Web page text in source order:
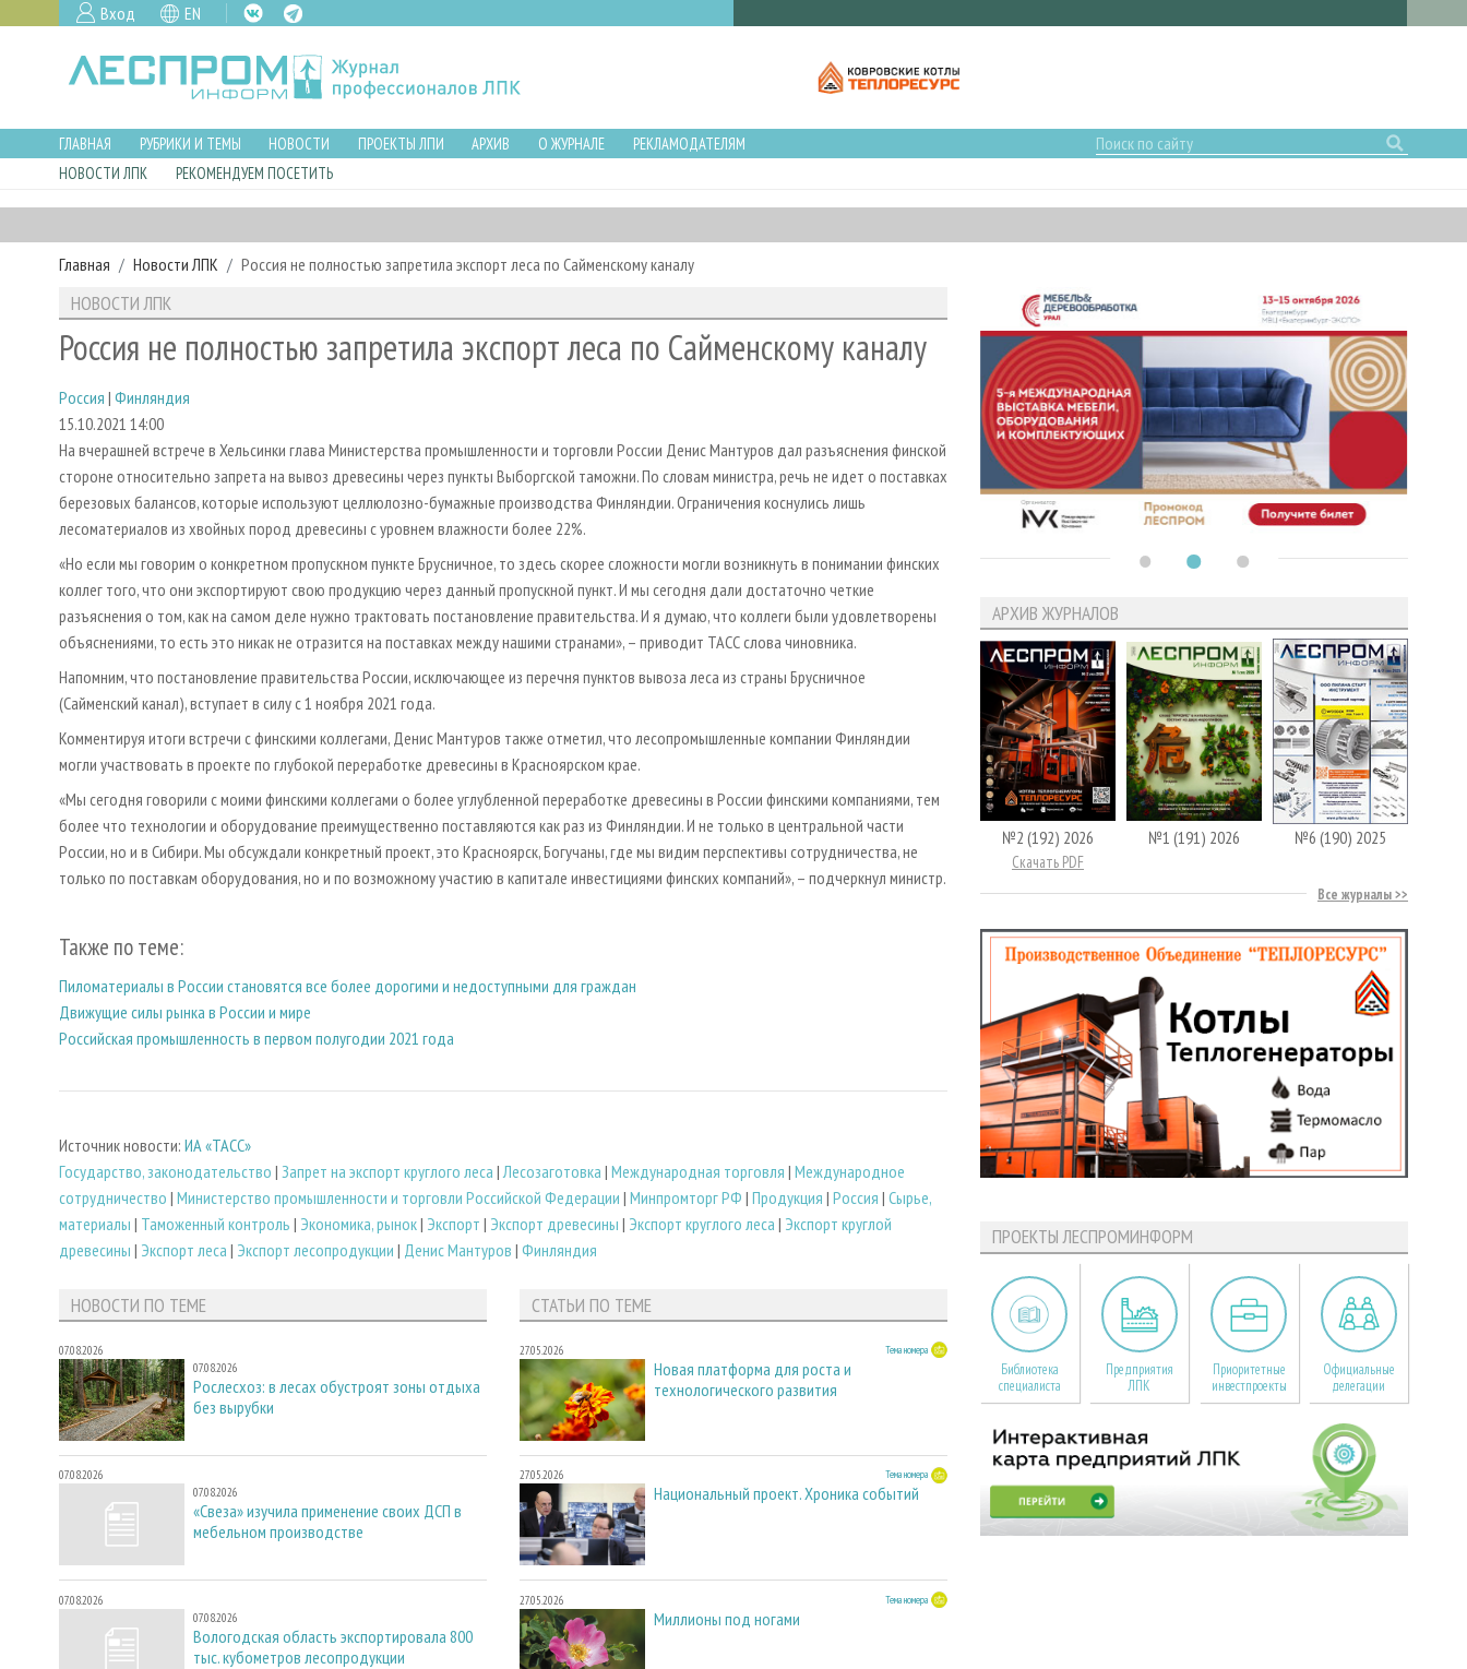
Вход EN
ГЛАВНАЯ РУБРИКИ И ТЕМЫ НОВОСТИ ПРОЕКТЫ ЛПИ АРХИВ О ЖУРНАЛЕ
РЕКЛАМОДАТЕЛЯМ
НОВОСТИ ЛПК
РЕКОМЕНДУЕМ ПОСЕТИТЬ
Главная Новости ЛПК Россия не полностью запретила экспорт леса по Сайменскому каналу
НОВОСТИ ЛПК
Россия не полностью запретила экспорт леса по Сайменскому каналу
Россия | Финляндия
15.10.2021 14:00
На вчерашней встрече в Хельсинки глава Министерства промышленности и торговли России Денис Мантуров дал разъяснения финской
стороне относительно запрета на вывоз древесины через пункты Выборгской таможни. По словам министра, речь не идет о поставках
березовых балансов, которые используют целлюлозно-бумажные производства Финляндии. Ограничения коснулись лишь
лесоматериалов из хвойных пород древесины с уровнем влажности более 22%.
«Но если мы говорим о конкретном пропускном пункте Брусничное, то здесь скорее сложности могли возникнуть в понимании финских
коллег того, что они экспортируют свою продукцию через данный пропускной пункт. И мы сегодня дали достаточно четкие
разъяснения о том, как на самом деле нужно трактовать постановление правительства. И я думаю, что коллеги были удовлетворены
объяснениями, то есть это никак не отразится на поставках между нашими странами», – приводит ТАСС слова чиновника.
Напомним, что постановление правительства России, исключающее из перечня пунктов вывоза леса из страны Брусничное
(Сайменский канал), вступает в силу с 1 ноября 2021 года.
Комментируя итоги встречи с финскими коллегами, Денис Мантуров также отметил, что лесопромышленные компании Финляндии
могли участвовать в проекте по глубокой переработке древесины в Красноярском крае.
«Мы сегодня говорили с моими финскими коллегами о более углубленной переработке древесины в России финскими компаниями, тем
более что технологии и оборудование преимущественно поставляются как раз из Финляндии. И не только в центральной части
России, но и в Сибири. Мы обсуждали конкретный проект, это Красноярск, Богучаны, где мы видим перспективы сотрудничества, не
только по поставкам оборудования, но и по возможному участию в капитале инвестициями финских компаний», – подчеркнул министр.
Также по теме:
Пиломатериалы в России становятся все более дорогими и недоступными для граждан
Движущие силы рынка в России и мире
Российская промышленность в первом полугодии 2021 года
Источник новости: ИА «ТАСС»
Государство, законодательство | Запрет на экспорт круглого леса |Лесозаготовка | Международная торговля | Международное
сотрудничество | Министерство промышленности и торговли Российской Федерации | Минпромторг РФ | Продукция | Россия | Сырье,
материалы | Таможенный контроль | Экономика, рынок| Экспорт | Экспорт древесины | Экспорт круглого леса | Экспорт круглой
древесины | Экспорт леса | Экспорт лесопродукции | Денис Мантуров | Финляндия
НОВОСТИ ПО ТЕМЕ
07.08.2026
07.08.2026
Рослесхоз: в лесах обустроят зоны отдыха
без вырубки
07.08.2026
07.08.2026
«Свеза» изучила применение своих ДСП в
мебельном производстве
07.08.2026
07.08.2026
Вологодская область экспортировала 800
тыс. кубометров лесопродукции
СТАТЬИ ПО ТЕМЕ
27.05.2026 Тема номера
Новая платформа для роста и
технологического развития
27.05.2026 Тема номера
Национальный проект. Хроника событий
27.05.2026 Тема номера
Миллионы под ногами
АРХИВ ЖУРНАЛОВ
№2 (192) 2026
Скачать PDF
№1 (191) 2026 №6 (190) 2025
Все журналы
ПРОЕКТЫ ЛЕСПРОМИНФОРМ
Библиотека
специалиста
Предприятия
ЛПК
Приоритетные
инвестпроекты
Официальные
делегации